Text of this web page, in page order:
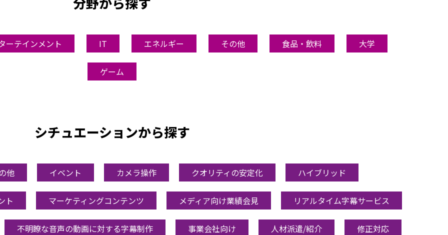
ーテインメント IT エネルギー その他 食品・飲料 大学
ゲーム
シチュエーションから探す
他 イベント カメラ操作 クオリティの安定化 ハイブリッド
ト マーケティングコンテンツ メディア向け業績会見 リアルタイム字幕サービス
不明瞭な音声の動画に対する字幕制作 事業会社向け 人材派遣/紹介 修正対応